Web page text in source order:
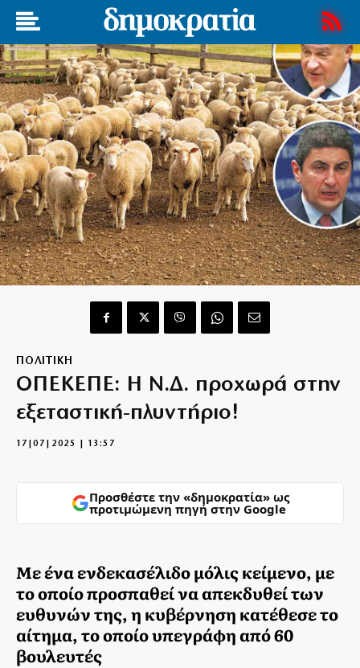
ΠΟΛΙΤΙΚΗ
ΟΠΕΚΕΠΕ: Η Ν.Δ. προχωρά στην
εξεταστική-πλυντήριο!
17|07|2025 | 13:57
Προσθέστε την «δημοκρατία» ως
προτιμώμενη πηγή στην Google
Με ένα ενδεκασέλιδο μόλις κείμενο, με
το οποίο προσπαθεί να απεκδυθεί των
ευθυνών της, η κυβέρνηση κατέθεσε το
αίτημα, το οποίο υπεγράφη από 60
βουλευτές